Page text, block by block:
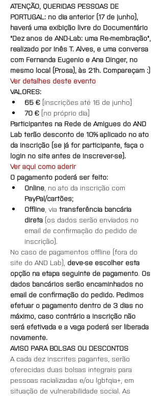
ATENÇÃO, QUERIDAS PESSOAS DE
PORTUGAL: no dia anterior (17 de junho),
haverá uma exibição livre do Documentário
"Dez anos de AND-Lab: uma Re-membração",
realizado por Inês T. Alves, e uma conversa
com Fernanda Eugenio e Ana Dinger, no
mesmo local (Prosa), às 21h. Compareçam :)
Ver detalhes deste evento
VALORES:
65 € [inscrições até 16 de junho]
70 € [no próprio dia]
Participantes na Rede de Amigues do AND
Lab terão desconto de 10% aplicado no ato
da inscrição (se já for participante, faça o
login no site antes de inscrever-se).
Ver aqui como aderir
O pagamento poderá ser feito:
Online , no ato da inscrição com
PayPal/cartões;
Offline , via transferência bancária
direta (os dados serão enviados no
email de confirmação do pedido de
inscrição).
No caso de pagamentos offline (fora do
site do AND Lab), deve-se escolher esta
opção na etapa seguinte de pagamento. Os
dados bancários serão encaminhados no
email de confirmação do pedido. Pedimos
efetuar o pagamento dentro de 3 dias no
máximo, caso contrário a inscrição não
será efetivada e a vaga poderá ser liberada
novamente.
AVISO PARA BOLSAS OU DESCONTOS
A cada dez inscrites pagantes, serão
oferecidas duas bolsas integrais para
pessoas racializadas e/ou lgbtqia+, em
situação de vulnerabilidade social. As